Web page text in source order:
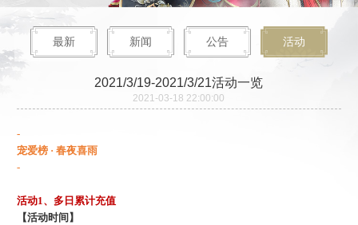
最新 新闻 公告 活动
2021/3/19-2021/3/21活动一览
2021-03-18 22:00:00
-
宠爱榜· 春夜喜雨
-
活动1、多日累计充值
【活动时间】